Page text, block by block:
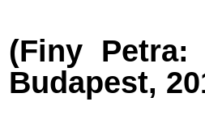
(Finy Petra:
Budapest,